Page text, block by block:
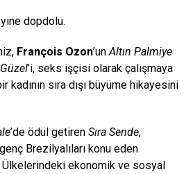
yine dopdolu.
François Ozon’unAltın Palmiye
’i, seks işçisi olarak çalışmaya
kadının sıra dışı büyüme hikayesini
’de ödül getiren Sıra Sende,
Brezilyalıları konu eden
Ülkelerindeki ekonomik ve sosyal